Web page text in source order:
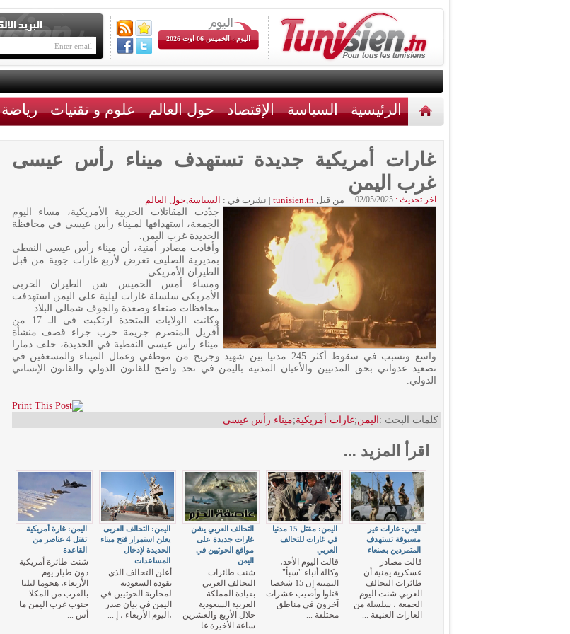
اليوم : الخميس 06 اوت 2026
الرئيسية السياسة الإقتصاد حول العالم علوم و تقنيات رياضة
أخبار مختلفة
غارات أمريكية جديدة تستهدف ميناء رأس عيسى
غرب اليمن
اخر تحديث : 02/05/2025 من قبلtunisien.tn
| نشرت في : السياسة,حول العالم
جدّدت المقاتلات الحربية الأمريكية، مساء اليوم
الجمعة، استهدافها لمـيناء رأس عيسى في محافظة
الحديدة غرب اليمن.
وأفادت مصادر أمنية، أن ميناء رأس عيسى النفطي
بمديرية الصليف تعرض لأربع غارات جوية من قبل
الطيران الأمريكي.
ومساء أمس الخميس شن الطيران الحربي
الأمريكي سلسلة غارات ليلية على اليمن استهدفت
محافظات صنعاء وصعدة والجوف شمالي البلاد.
وكانت الولايات المتحدة ارتكبت في الـ 17 من
أفريل المنصرم جريمة حرب جراء قصف منشأة
ميناء رأس عيسى النفطية في الحديدة، خلف دمارا
واسع وتسبب في سقوط أكثر 245 مدنيا بين شهيد وجريح من موظفي وعمال الميناء والمسعفين في
تصعيد عدواني بحق المدنيين والأعيان المدنية باليمن في تحد واضح للقانون الدولي والقانون الإنساني
الدولي.
كلمات البحث : اليمن;غارات أمريكية;ميناء رأس عيسى
اقرأ المزيد ...
اليمن: غارة أمريكية
تقتل 4 عناصر من
القاعدة
شنت طائرة أمريكية
دون طيار يوم
الأربعاء، هجوما ليليا
بالقرب من المكلا
جنوب غرب اليمن ما
أس ...
اليمن: التحالف العربى
يعلن استمرار فتح ميناء
الحديدة لإدخال
المساعدات
أعلن التحالف الذي
تقوده السعودية
لمحاربة الحوثيين في
اليمن في بيان صدر
،اليوم الأربعاء ، إ ...
التحالف العربي يشن
غارات جديدة على
مواقع الحوثيين في
اليمن
شنت طائرات
التحالف العربي
بقيادة المملكة
العربية السعودية
خلال الأربع والعشرين
ساعة الأخيرة غا ...
اليمن: مقتل 15 مدنيا
في غارات للتحالف
العربي
قالت اليوم الأحد،
وكالة أنباء "سبأ"
اليمنية إن 15 شخصا
قتلوا وأصيب عشرات
آخرون في مناطق
مختلفة ...
اليمن: غارات غير
مسبوقة تستهدف
المتمردين بصنعاء
قالت مصادر
عسكرية يمنية أن
طائرات التحالف
العربي شنت اليوم
الجمعة ، سلسلة من
الغارات العنيفة ...